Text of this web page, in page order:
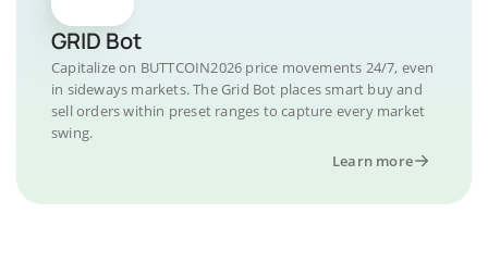
GRID Bot
Capitalize on BUTTCOIN2026 price movements 24/7, even
in sideways markets. The Grid Bot places smart buy and
sell orders within preset ranges to capture every market
swing.
Learn more